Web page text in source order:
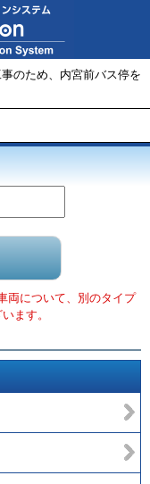
のため、内宮前バス停を
両について、別のタイプ
ます。